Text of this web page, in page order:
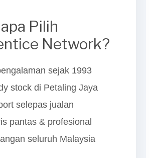
Pilih
Network?
sejak 1993
stock di Petaling Jaya
selepas jualan
pantas & profesional
seluruh Malaysia